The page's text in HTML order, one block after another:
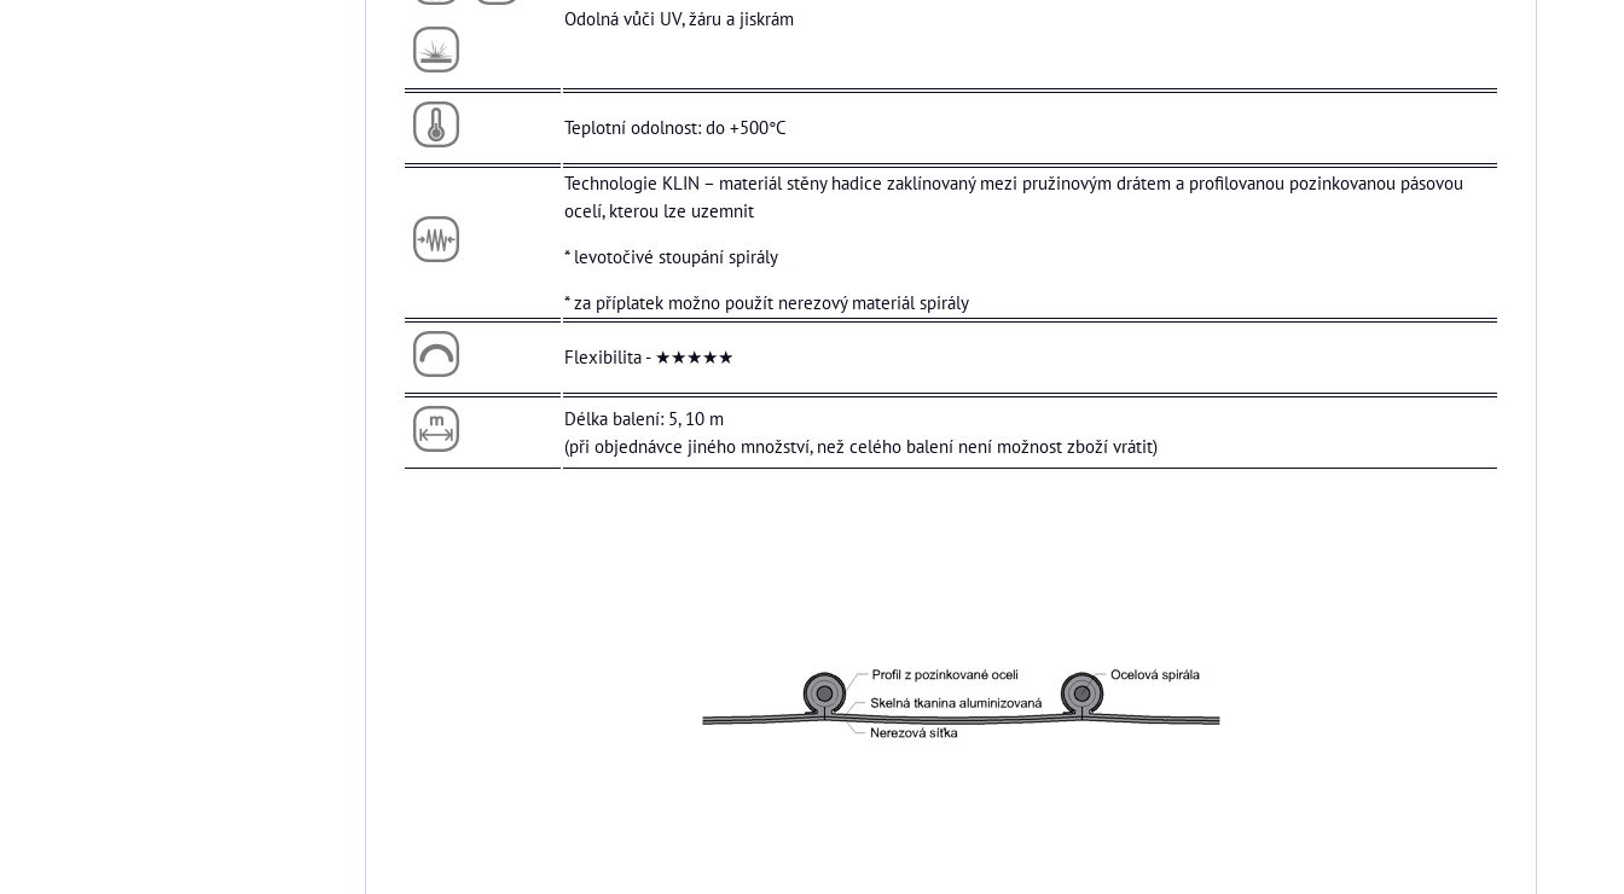
Odolná vůči UV, žáru a jiskrám
Teplotní odolnost: do +500°C
Technologie KLIN – materiál stěny hadice zaklínovaný mezi pružinovým drátem a profilovanou pozinkovanou pásovou
ocelí, kterou lze uzemnit
* levotočivé stoupání spirály
* za příplatek možno použít nerezový materiál spirály
Flexibilita - ★★★★★
Délka balení: 5, 10 m
(při objednávce jiného množství, než celého balení není možnost zboží vrátit)